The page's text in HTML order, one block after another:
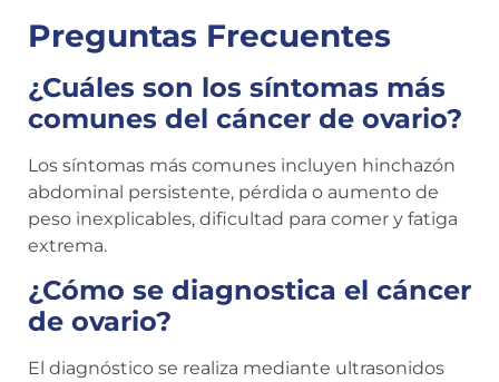
Preguntas Frecuentes
¿Cuáles son los síntomas más
comunes del cáncer de ovario?
Los síntomas más comunes incluyen hinchazón
abdominal persistente, pérdida o aumento de
peso inexplicables, dificultad para comer y fatiga
extrema.
¿Cómo se diagnostica el cáncer
de ovario?
El diagnóstico se realiza mediante ultrasonidos